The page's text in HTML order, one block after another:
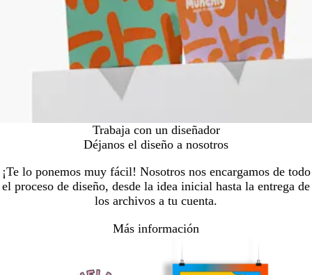
Trabaja con un diseñador
Déjanos el diseño a nosotros
¡Te lo ponemos muy fácil! Nosotros nos encargamos de todo
el proceso de diseño, desde la idea inicial hasta la entrega de
los archivos a tu cuenta.
Más información